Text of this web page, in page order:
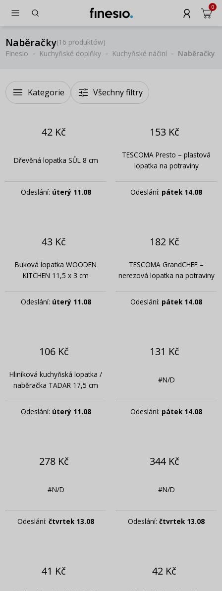
0
Naběračky(16 produktów)
Finesio
Kuchyňské doplňky Kuchyňské náčiní Naběračky
Kategorie Všechny filtry
42 Kč
Dřevěná lopatka SŮL 8 cm
Odeslání: úterý 11.08
153 Kč
TESCOMA Presto – plastová
lopatka na potraviny
Odeslání: pátek 14.08
43 Kč
Buková lopatka WOODEN
KITCHEN 11,5 x 3 cm
Odeslání: úterý 11.08
182 Kč
TESCOMA GrandCHEF –
nerezová lopatka na potraviny
Odeslání: pátek 14.08
106 Kč
Hliníková kuchyňská lopatka /
naběračka TADAR 17,5 cm
Odeslání: úterý 11.08
131 Kč
#N/D
Odeslání: pátek 14.08
278 Kč
#N/D
Odeslání: čtvrtek 13.08
344 Kč
#N/D
Odeslání: čtvrtek 13.08
41 Kč 42 Kč